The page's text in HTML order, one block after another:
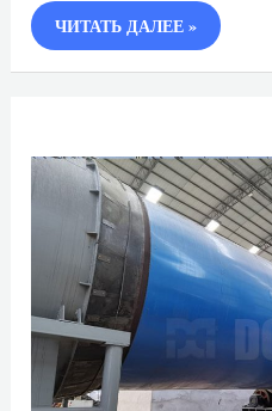
БАРАБАННАЯ
СУШИЛКА
ДЛЯ
ЧИТАТЬ ДАЛЕЕ »